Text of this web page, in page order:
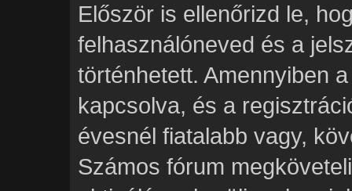
Először is ellenőrizd le,
felhasználóneved és a
történhetett. Amennyiben
kapcsolva, és a
évesnél fiatalabb vagy,
Számos fórum